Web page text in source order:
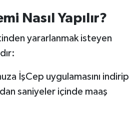
Nasıl Yapılır?
yararlanmak isteyen
İşCep uygulamasını indirip
saniyeler içinde maaş